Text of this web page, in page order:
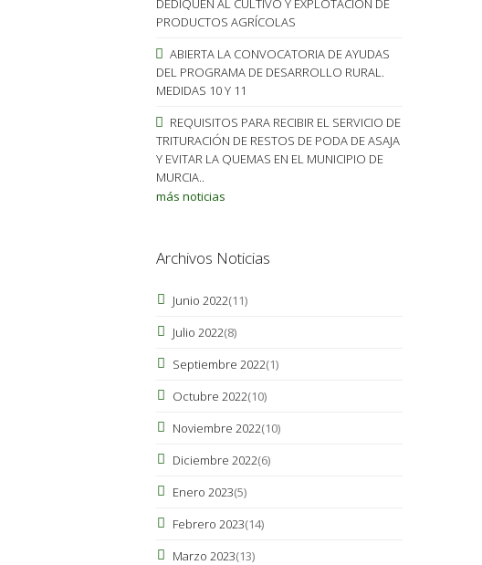
PRODUCTOS AGRÍCOLAS
ABIERTA LA CONVOCATORIA DE AYUDAS
DEL PROGRAMA DE DESARROLLO RURAL.
MEDIDAS 10 Y 11
REQUISITOS PARA RECIBIR EL SERVICIO DE
TRITURACIÓN DE RESTOS DE PODA DE ASAJA
Y EVITAR LA QUEMAS EN EL MUNICIPIO DE
MURCIA..
más noticias
Archivos Noticias
Junio 2022(11)
Julio 2022(8)
Septiembre 2022(1)
Octubre 2022(10)
Noviembre 2022(10)
Diciembre 2022(6)
Enero 2023(5)
Febrero 2023(14)
Marzo 2023(13)